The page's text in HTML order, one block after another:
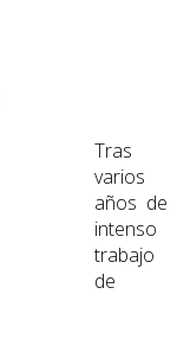
Tras
varios
años de
intenso
trabajo
de